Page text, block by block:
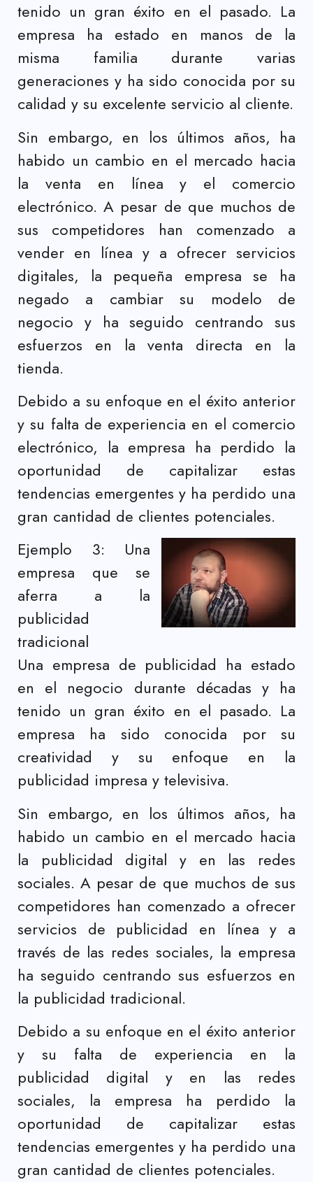
tenido un gran éxito en el pasado. La
empresa ha estado en manos de la
misma familia durante varias
generaciones y ha sido conocida por su
calidad y su excelente servicio al cliente.
Sin embargo, en los últimos años, ha
habido un cambio en el mercado hacia
la venta en línea y el comercio
electrónico. A pesar de que muchos de
sus competidores han comenzado a
vender en línea y a ofrecer servicios
digitales, la pequeña empresa se ha
negado a cambiar su modelo de
negocio y ha seguido centrando sus
esfuerzos en la venta directa en la
tienda.
Debido a su enfoque en el éxito anterior
y su falta de experiencia en el comercio
electrónico, la empresa ha perdido la
oportunidad de capitalizar estas
tendencias emergentes y ha perdido una
gran cantidad de clientes potenciales.
Ejemplo 3: Una
empresa que se
aferra a la
publicidad
tradicional
Una empresa de publicidad ha estado
en el negocio durante décadas y ha
tenido un gran éxito en el pasado. La
empresa ha sido conocida por su
creatividad y su enfoque en la
publicidad impresa y televisiva.
Sin embargo, en los últimos años, ha
habido un cambio en el mercado hacia
la publicidad digital y en las redes
sociales. A pesar de que muchos de sus
competidores han comenzado a ofrecer
servicios de publicidad en línea y a
través de las redes sociales, la empresa
ha seguido centrando sus esfuerzos en
la publicidad tradicional.
Debido a su enfoque en el éxito anterior
y su falta de experiencia en la
publicidad digital y en las redes
sociales, la empresa ha perdido la
oportunidad de capitalizar estas
tendencias emergentes y ha perdido una
gran cantidad de clientes potenciales.